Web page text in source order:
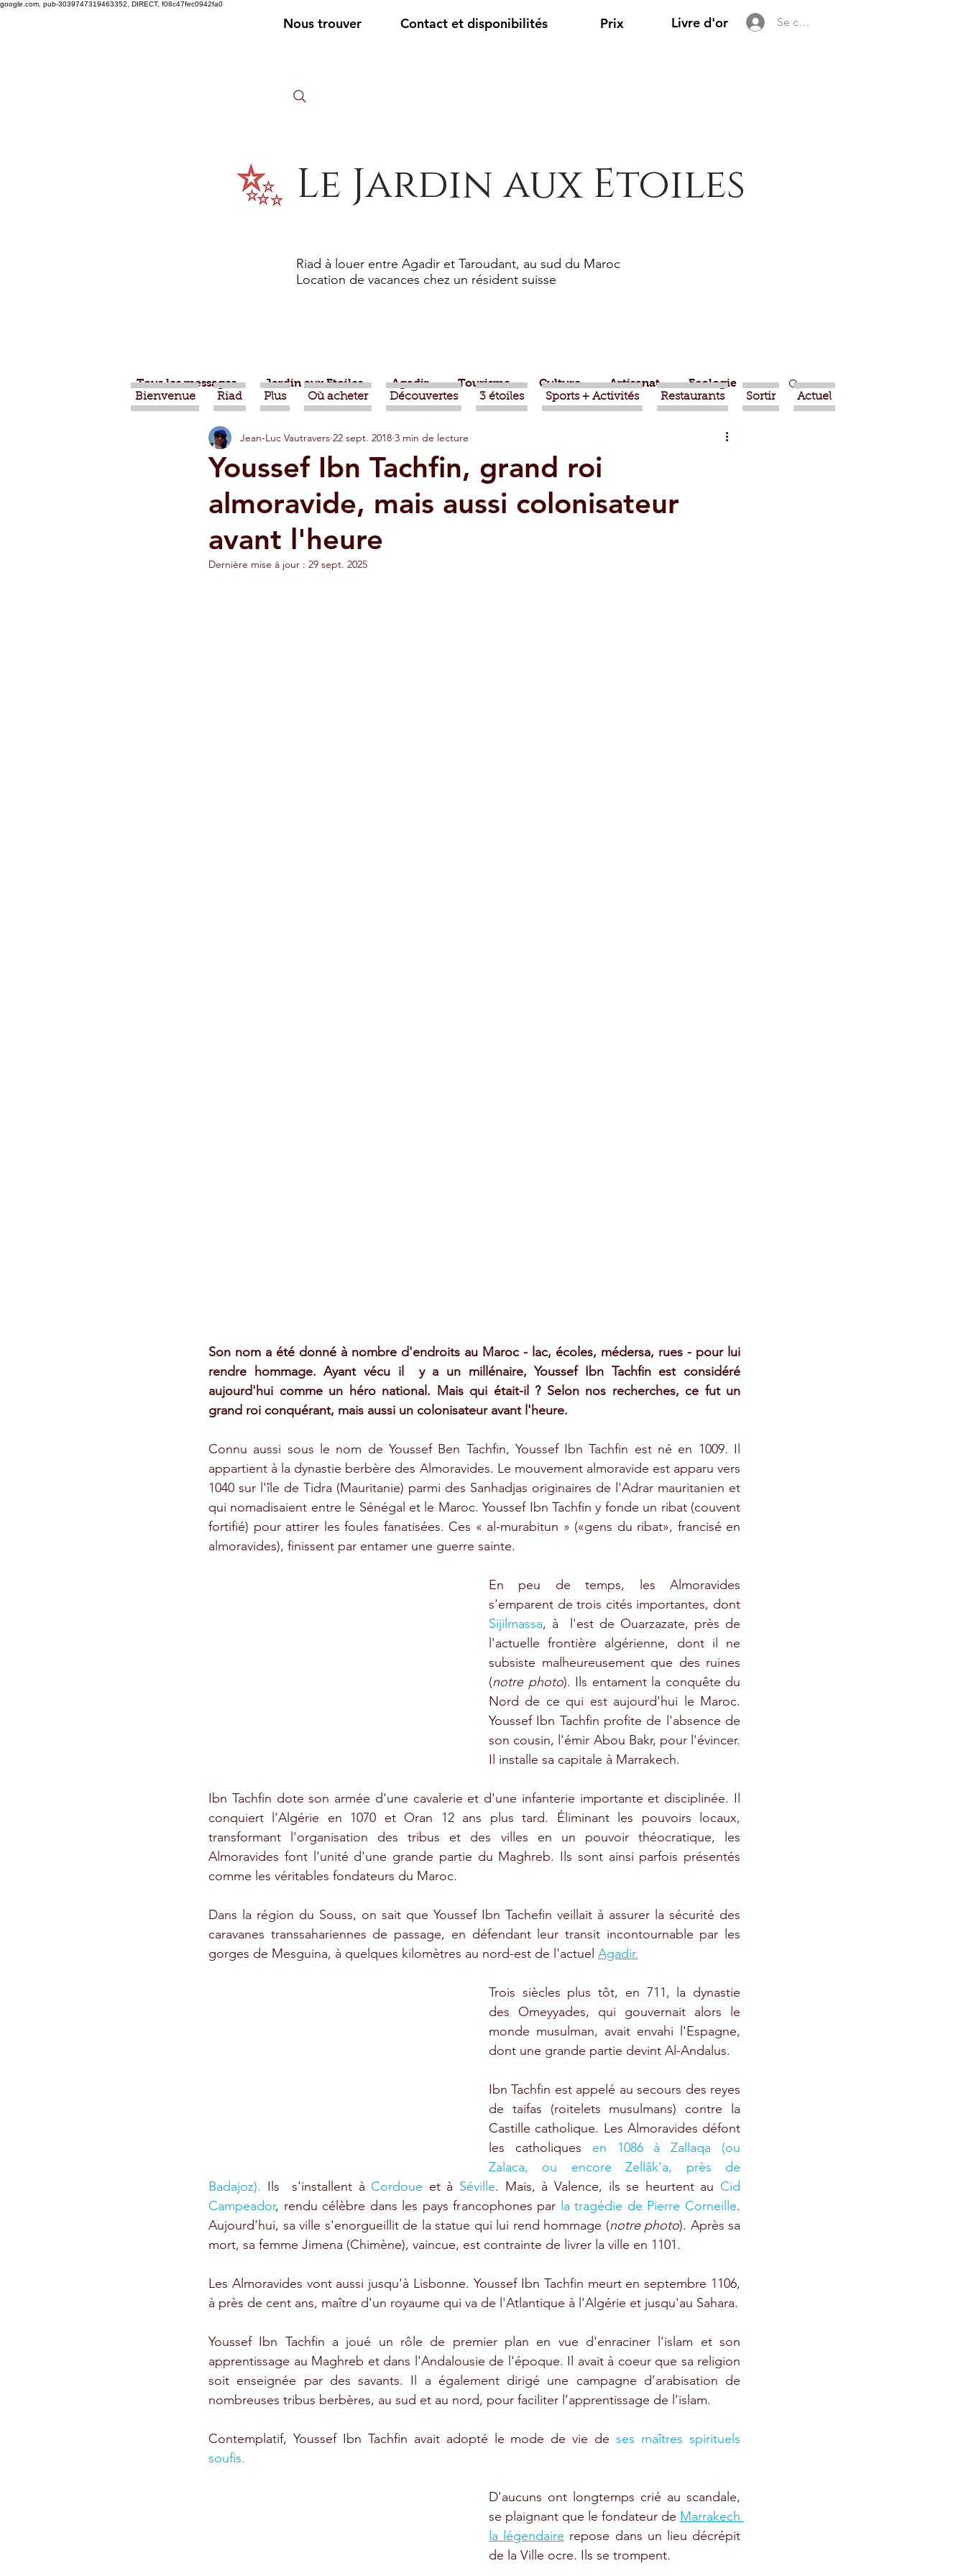
google.com, pub-3039747319463352, DIRECT, f08c47fec0942fa0
Nous trouver Contact et disponibilités Prix Livre d'or Se connecter
Le Jardin aux Etoiles
Riad à louer entre Agadir et Taroudant, au sud du Maroc
Location de vacances chez un résident suisse
Bienvenue Riad Plus Où acheter Découvertes 3 étoiles Sports + Activités Restaurants Sortir Actuel
Tous les messages Jardin aux Etoiles Agadir Tourisme Culture Artisanat Ecologie
Nature Berbère Politique Taroudant
Alimentation Evénements Mohammed VI Economie Déconseillé Ouled Teima
Youssef Ibn Tachfin, grand roi
almoravide, mais aussi colonisateur
avant l'heure
Jean-Luc Vautravers 22 sept. 2018 3 min de lecture
Dernière mise à jour : 29 sept. 2025
Son nom a été donné à nombre d'endroits au Maroc - lac, écoles, médersa, rues - pour lui
rendre hommage. Ayant vécu il  y a un millénaire, Youssef Ibn Tachfin est considéré
aujourd'hui comme un héro national. Mais qui était-il ? Selon nos recherches, ce fut un
grand roi conquérant, mais aussi un colonisateur avant l'heure.
Connu aussi sous le nom de Youssef Ben Tachfin, Youssef Ibn Tachfin est né en 1009. Il
appartient à la dynastie berbère des Almoravides. Le mouvement almoravide est apparu vers
1040 sur l'île de Tidra (Mauritanie) parmi des Sanhadjas originaires de l'Adrar mauritanien et
qui nomadisaient entre le Sénégal et le Maroc. Youssef Ibn Tachfin y fonde un ribat (couvent
fortifié) pour attirer les foules fanatisées. Ces « al-murabitun » («gens du ribat», francisé en
almoravides), finissent par entamer une guerre sainte.
En peu de temps, les Almoravides
Sijilmassa, à  l'est de Ouarzazate, près de
l'actuelle frontière algérienne, dont il ne
subsiste malheureusement que des ruines
(notre photo). Ils entament la conquête du
Nord de ce qui est aujourd'hui le Maroc.
Youssef Ibn Tachfin profite de l'absence de
son cousin, l'émir Abou Bakr, pour l'évincer.
Il installe sa capitale à Marrakech.
Ibn Tachfin dote son armée d'une cavalerie et d'une infanterie importante et disciplinée. Il
conquiert l'Algérie en 1070 et Oran 12 ans plus tard. Éliminant les pouvoirs locaux,
transformant l'organisation des tribus et des villes en un pouvoir théocratique, les
Almoravides font l'unité d'une grande partie du Maghreb. Ils sont ainsi parfois présentés
comme les véritables fondateurs du Maroc.
Dans la région du Souss, on sait que Youssef Ibn Tachefin veillait à assurer la sécurité des
caravanes transsahariennes de passage, en défendant leur transit incontournable par les
gorges de Mesguina, à quelques kilomètres au nord-est de l'actuel Agadir.
Trois siècles plus tôt, en 711, la dynastie
des Omeyyades, qui gouvernait alors le
monde musulman, avait envahi l'Espagne,
dont une grande partie devint Al-Andalus.
Ibn Tachfin est appelé au secours des reyes
de taifas (roitelets musulmans) contre la
Castille catholique. Les Almoravides défont
les catholiques en 1086 à Zallaqa (ou
Zalaca, ou encore Zellâk'a, près de
Badajoz). Ils  s'installent à Cordoue et à Séville. Mais, à Valence, ils se heurtent au Cid
Campeador, rendu célèbre dans les pays francophones par la tragédie de Pierre Corneille.
Aujourd'hui, sa ville s'enorgueillit de la statue qui lui rend hommage (notre photo). Après sa
mort, sa femme Jimena (Chimène), vaincue, est contrainte de livrer la ville en 1101.
Les Almoravides vont aussi jusqu'à Lisbonne. Youssef Ibn Tachfin meurt en septembre 1106,
à près de cent ans, maître d'un royaume qui va de l'Atlantique à l'Algérie et jusqu'au Sahara.
Youssef Ibn Tachfin a joué un rôle de premier plan en vue d'enraciner l’islam et son
apprentissage au Maghreb et dans l'Andalousie de l'époque. Il avait à coeur que sa religion
soit enseignée par des savants. Il a également dirigé une campagne d’arabisation de
nombreuses tribus berbères, au sud et au nord, pour faciliter l’apprentissage de l’islam.
Contemplatif, Youssef Ibn Tachfin avait adopté le mode de vie de ses maîtres spirituels
soufis.
D'aucuns ont longtemps crié au scandale,
se plaignant que le fondateur de Marrakech
la légendaire repose dans un lieu décrépit
de la Ville ocre. Ils se trompent.